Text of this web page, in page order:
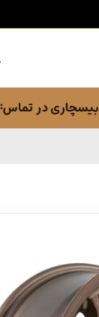
بیسچاری در تماس: ۰۹۱۲۱۱۸۳۶۴۲